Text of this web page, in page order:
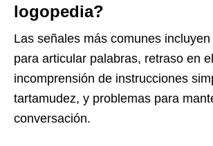
logopedia?
Las señales más comunes
para articular palabras, retraso en
incomprensión de instrucciones
tartamudez, y problemas para
conversación.